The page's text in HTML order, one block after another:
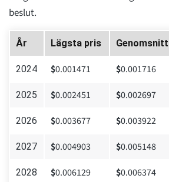
beslut.
År Lägsta pris
2024 $0.001471 $0.001716
2025 $0.002451 $0.002697
2026 $0.003677 $0.003922
2027 $0.004903 $0.005148
2028 $0.006129 $0.006374